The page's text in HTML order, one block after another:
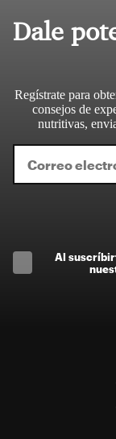
Dale
Regístrate para
consejos de
nutritivas,
Al